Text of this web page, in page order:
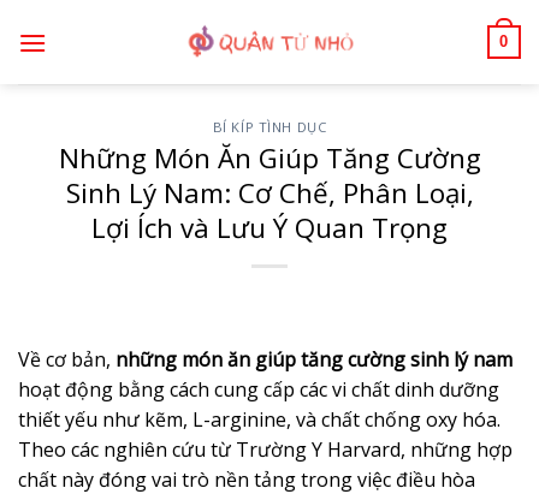
qua
0
BÍ KÍP TÌNH DỤC
Những Món Ăn Giúp Tăng Cường
Sinh Lý Nam: Cơ Chế, Phân Loại,
Lợi Ích và Lưu Ý Quan Trọng
Về cơ bản, những món ăn giúp tăng cường sinh lý nam
hoạt động bằng cách cung cấp các vi chất dinh dưỡng
thiết yếu như kẽm, L-arginine, và chất chống oxy hóa.
Theo các nghiên cứu từ Trường Y Harvard, những hợp
chất này đóng vai trò nền tảng trong việc điều hòa